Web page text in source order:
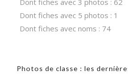
Dont fiches avec 5 photos : 1
Dont fiches avec noms : 74
Photos de classe : les